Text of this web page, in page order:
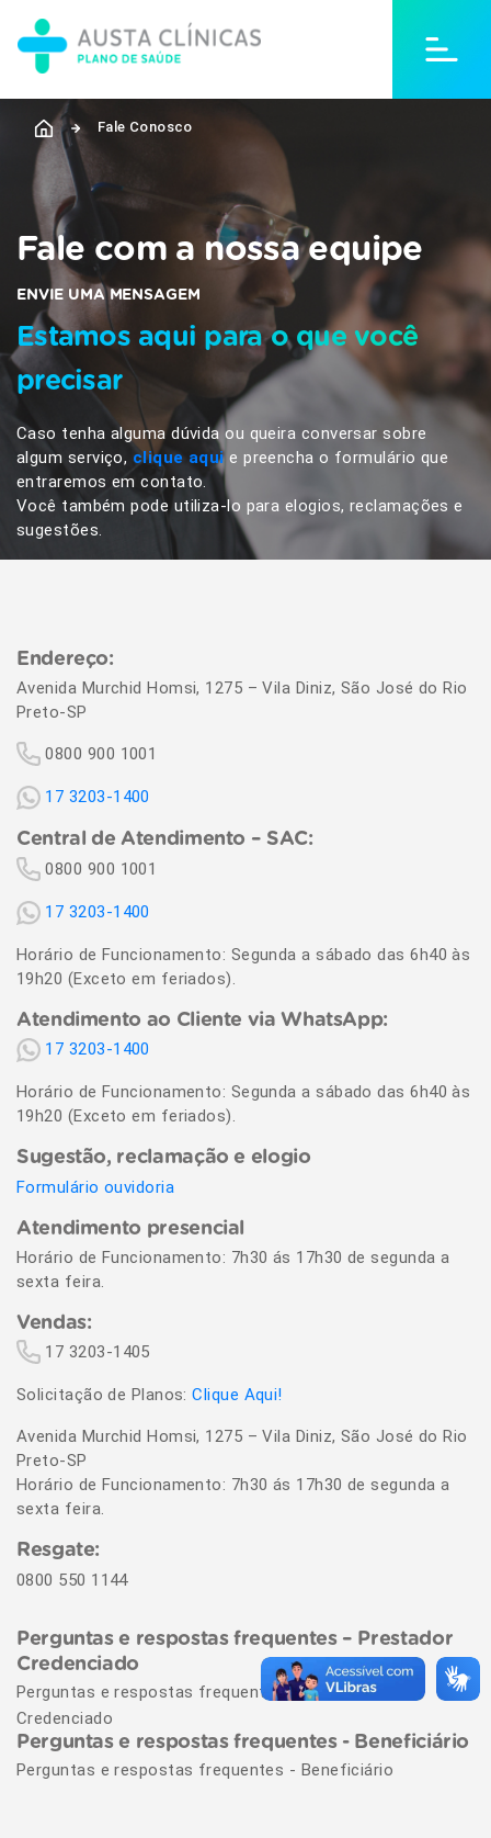
Fale Conosco
Fale com a nossa equipe
ENVIE UMA MENSAGEM
Estamos aqui para o que você
precisar
Caso tenha alguma dúvida ou queira conversar sobre
algum serviço, clique aquie preencha o formulário que
entraremos em contato.
Você também pode utiliza-lo para elogios, reclamações e
sugestões.
Endereço:
Avenida Murchid Homsi, 1275 – Vila Diniz, São José do Rio
Preto-SP
0800 900 1001
17 3203-1400
Central de Atendimento – SAC:
0800 900 1001
17 3203-1400
Horário de Funcionamento: Segunda a sábado das 6h40 às
19h20 (Exceto em feriados).
Atendimento ao Cliente via WhatsApp:
17 3203-1400
Horário de Funcionamento: Segunda a sábado das 6h40 às
19h20 (Exceto em feriados).
Sugestão, reclamação e elogio
Formulário ouvidoria
Atendimento presencial
Horário de Funcionamento: 7h30 ás 17h30 de segunda a
sexta feira.
Vendas:
17 3203-1405
Solicitação de Planos:Clique Aqui!
Avenida Murchid Homsi, 1275 – Vila Diniz, São José do Rio
Preto-SP
Horário de Funcionamento: 7h30 ás 17h30 de segunda a
sexta feira.
Resgate:
0800 550 1144
Perguntas e respostas frequentes – Prestador
Credenciado
Perguntas e respostas frequentes – Prestador
Credenciado
Perguntas e respostas frequentes - Beneficiário
Perguntas e respostas frequentes - Beneficiário